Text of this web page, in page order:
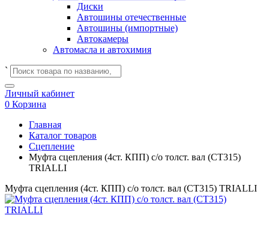
Диски
Автошины отечественные
Автошины (импортные)
Автокамеры
Автомасла и автохимия
`
Личный кабинет
0 Корзина
Главная
Каталог товаров
Сцепление
Муфта сцепления (4ст. КПП) с/о толст. вал (CT315)
TRIALLI
Муфта сцепления (4ст. КПП) с/о толст. вал (CT315) TRIALLI